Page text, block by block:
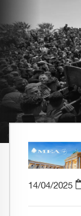
14/04/2025